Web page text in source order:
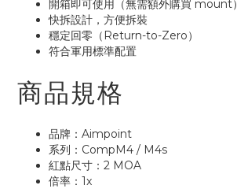
開箱即可使用（無需額外購買 mount）
快拆設計，方便拆裝
穩定回零（Return-to-Zero）
符合軍用標準配置
商品規格
品牌：Aimpoint
系列：CompM4 / M4s
紅點尺寸：2 MOA
倍率：1x